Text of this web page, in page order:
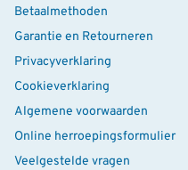
Betaalmethoden
Garantie en Retourneren
Privacyverklaring
Cookieverklaring
Algemene voorwaarden
Online herroepingsformulier
Veelgestelde vragen